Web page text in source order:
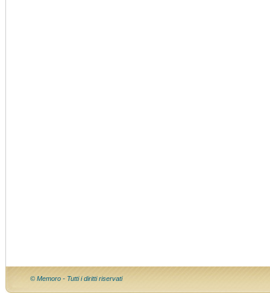
© Memoro - Tutti i diritti riservati